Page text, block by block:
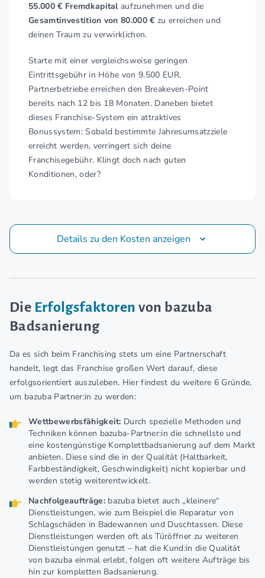
55.000 € Fremdkapitalaufzunehmen und die
Gesamtinvestition von 80.000 € zu erreichen und
deinen Traum zu verwirklichen.
Starte mit einer vergleichsweise geringen
Eintrittsgebühr in Höhe von 9.500 EUR.
Partnerbetriebe erreichen den Breakeven-Point
bereits nach 12 bis 18 Monaten. Daneben bietet
dieses Franchise-System ein attraktives
Bonussystem: Sobald bestimmte Jahresumsatzziele
erreicht werden, verringert sich deine
Franchisegebühr. Klingt doch nach guten
Konditionen, oder?
Details zu den Kosten anzeigen
Die Erfolgsfaktoren von bazuba
Badsanierung
Da es sich beim Franchising stets um eine Partnerschaft
handelt, legt das Franchise großen Wert darauf, diese
erfolgsorientiert auszuleben. Hier findest du weitere 6 Gründe,
um bazuba Partner:in zu werden:
Wettbewerbsfähigkeit: Durch spezielle Methoden und
Techniken können bazuba-Partner:in die schnellste und
eine kostengünstige Komplettbadsanierung auf dem Markt
anbieten. Diese sind die in der Qualität (Haltbarkeit,
Farbbeständigkeit, Geschwindigkeit) nicht kopierbar und
werden stetig weiterentwickelt.
Nachfolgeaufträge:bazuba bietet auch „kleinere“
Dienstleistungen, wie zum Beispiel die Reparatur von
Schlagschäden in Badewannen und Duschtassen. Diese
Dienstleistungen werden oft als Türöffner zu weiteren
Dienstleistungen genutzt – hat die Kund:in die Qualität
von bazuba einmal erlebt, folgen oft weitere Aufträge bis
hin zur kompletten Badsanierung.